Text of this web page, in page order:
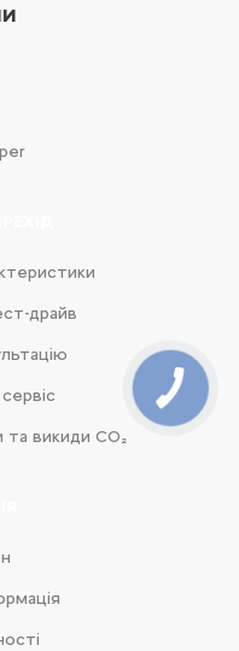
драйв
та викиди CO₂